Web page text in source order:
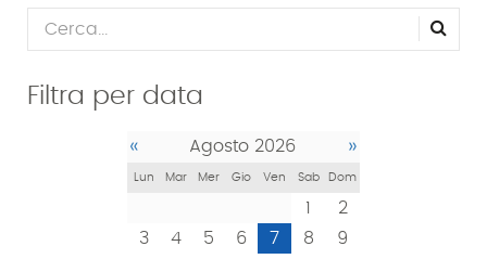
Filtra per data
« Agosto 2026 »
Lun Mar Mer Gio Ven Sab Dom
1
2
3
4 5 6 7 8
9